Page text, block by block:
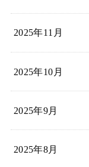
2025年11月
2025年10月
2025年9月
2025年8月